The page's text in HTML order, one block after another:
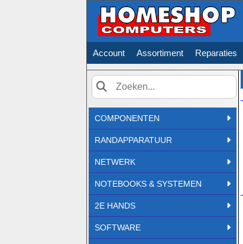
Account Assortiment Reparaties
Zoek
COMPONENTEN
RANDAPPARATUUR
NETWERK
NOTEBOOKS & SYSTEMEN
2E HANDS
SOFTWARE